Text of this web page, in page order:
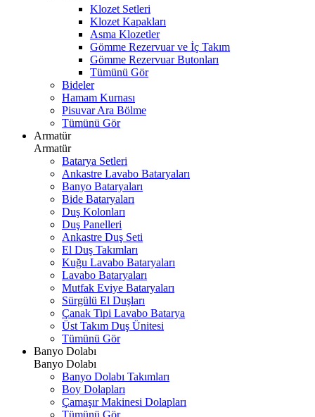
Klozet Setleri
Klozet Kapakları
Asma Klozetler
Gömme Rezervuar ve İç Takım
Gömme Rezervuar Butonları
Tümünü Gör
Bideler
Hamam Kurnası
Pisuvar Ara Bölme
Tümünü Gör
Armatür
Armatür
Batarya Setleri
Ankastre Lavabo Bataryaları
Banyo Bataryaları
Bide Bataryaları
Duş Kolonları
Duş Panelleri
Ankastre Duş Seti
El Duş Takımları
Kuğu Lavabo Bataryaları
Lavabo Bataryaları
Mutfak Eviye Bataryaları
Sürgülü El Duşları
Çanak Tipi Lavabo Batarya
Üst Takım Duş Ünitesi
Tümünü Gör
Banyo Dolabı
Banyo Dolabı
Banyo Dolabı Takımları
Boy Dolapları
Çamaşır Makinesi Dolapları
Tümünü Gör